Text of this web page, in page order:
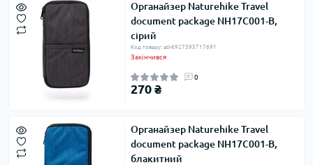
Органайзер Naturehike Travel
document package NH17C001-B,
сірий
Код товару: atl-6927595717691
Закінчився
0
270 ₴
Органайзер Naturehike Travel
document package NH17C001-B,
блакитний